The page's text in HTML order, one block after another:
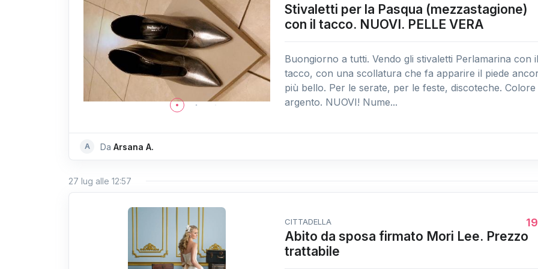
Stivaletti per la Pasqua (mezzastagione)
con il tacco. NUOVI. PELLE VERA
Buongiorno a tutti. Vendo gli stivaletti Perlamarina con il
tacco, con una scollatura che fa apparire il piede
più bello. Per le serate, per le feste, discoteche. Colore
argento. NUOVI! Nume...
A Da Arsana A.
27 lug alle 12:57
CITTADELLA
Abito da sposa firmato Mori Lee. Prezzo
trattabile